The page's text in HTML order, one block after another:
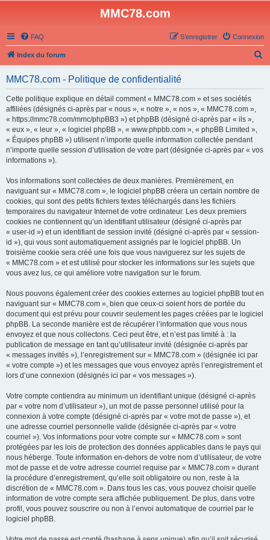
MMC78.com
FAQ Connexion
S’enregistrer
Index du forum
MMC78.com - Politique de confidentialité
Cette politique explique en détail comment « MMC78.com » et ses sociétés
affiliées (désignés ci-après par « nous », « notre », « nos », « MMC78.com »,
« https://mmc78.com/mmc/phpBB3 ») et phpBB (désigné ci-après par « ils »,
« eux », « leur », « logiciel phpBB », « www.phpbb.com », « phpBB Limited »,
« Équipes phpBB ») utilisent n’importe quelle information collectée pendant
n’importe quelle session d’utilisation de votre part (désignée ci-après par « vos
informations »).
Vos informations sont collectées de deux manières. Premièrement, en
naviguant sur « MMC78.com », le logiciel phpBB créera un certain nombre de
cookies, qui sont des petits fichiers textes téléchargés dans les fichiers
temporaires du navigateur Internet de votre ordinateur. Les deux premiers
cookies ne contiennent qu’un identifiant utilisateur (désigné ci-après par
« user-id ») et un identifiant de session invité (désigné ci-après par « session-
id »), qui vous sont automatiquement assignés par le logiciel phpBB. Un
troisième cookie sera créé une fois que vous naviguerez sur les sujets de
« MMC78.com » et est utilisé pour stocker les informations sur les sujets que
vous avez lus, ce qui améliore votre navigation sur le forum.
Nous pouvons également créer des cookies externes au logiciel phpBB tout en
naviguant sur « MMC78.com », bien que ceux-ci soient hors de portée du
document qui est prévu pour couvrir seulement les pages créées par le logiciel
phpBB. La seconde manière est de récupérer l’information que vous nous
envoyez et que nous collectons. Ceci peut être, et n’est pas limité à : la
publication de message en tant qu’utilisateur invité (désignée ci-après par
« messages invités »), l’enregistrement sur « MMC78.com » (désignée ici par
« votre compte ») et les messages que vous envoyez après l’enregistrement et
lors d’une connexion (désignés ici par « vos messages »).
Votre compte contiendra au minimum un identifiant unique (désigné ci-après
par « votre nom d’utilisateur »), un mot de passe personnel utilisé pour la
connexion à votre compte (désigné ci-après par « votre mot de passe »), et
une adresse courriel personnelle valide (désignée ci-après par « votre
courriel »). Vos informations pour votre compte sur « MMC78.com » sont
protégées par les lois de protection des données applicables dans le pays qui
nous héberge. Toute information en-dehors de votre nom d’utilisateur, de votre
mot de passe et de votre adresse courriel requise par « MMC78.com » durant
la procédure d’enregistrement, qu’elle soit obligatoire ou non, reste à la
discrétion de « MMC78.com ». Dans tous les cas, vous pouvez choisir quelle
information de votre compte sera affichée publiquement. De plus, dans votre
profil, vous pouvez souscrire ou non à l’envoi automatique de courriel par le
logiciel phpBB.